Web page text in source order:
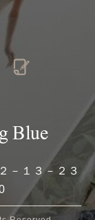
－１３－２３